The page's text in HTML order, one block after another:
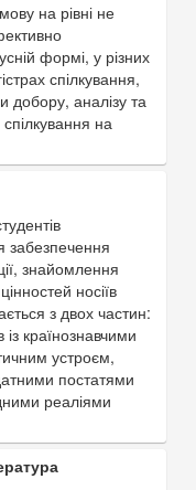
на рівні не
формі, у різних
спілкування,
добору, аналізу та
спілкування на
забезпечення
знайомлення
носіїв
з двох частин:
країнознавчими
устроєм,
постатями
реаліями